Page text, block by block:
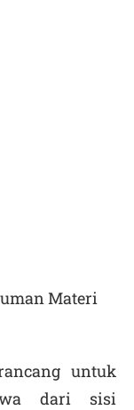
Materi
untuk
dari sisi